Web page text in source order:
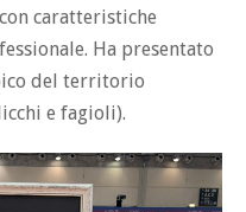
caratteristiche
Ha presentato
del territorio
e fagioli).